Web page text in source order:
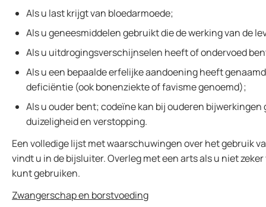
Als u last krijgt van bloedarmoede;
Als u geneesmiddelen gebruikt die de werking van de
Als u uitdrogingsverschijnselen heeft of ondervoed
Als u een bepaalde erfelijke aandoening heeft
deficiëntie (ook bonenziekte of favisme genoemd);
Als u ouder bent; codeïne kan bij ouderen bijwerkingen
duizeligheid en verstopping.
Een volledige lijst met waarschuwingen over het gebruik
vindt u in de bijsluiter. Overleg met een arts als u niet
kunt gebruiken.
Zwangerschap en borstvoeding